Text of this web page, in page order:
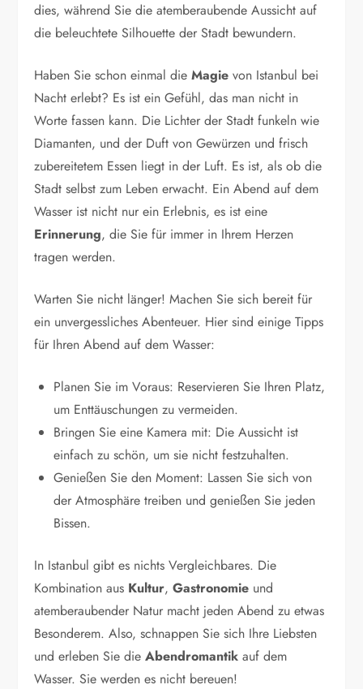
dies, während Sie die atemberaubende Aussicht auf
die beleuchtete Silhouette der Stadt bewundern.
Haben Sie schon einmal dieMagie von Istanbul bei
Nacht erlebt? Es ist ein Gefühl, das man nicht in
Worte fassen kann. Die Lichter der Stadt funkeln wie
Diamanten, und der Duft von Gewürzen und frisch
zubereitetem Essen liegt in der Luft. Es ist, als ob die
Stadt selbst zum Leben erwacht. Ein Abend auf dem
Wasser ist nicht nur ein Erlebnis, es ist eine
Erinnerung, die Sie für immer in Ihrem Herzen
tragen werden.
Warten Sie nicht länger! Machen Sie sich bereit für
ein unvergessliches Abenteuer. Hier sind einige Tipps
für Ihren Abend auf dem Wasser:
Planen Sie im Voraus: Reservieren Sie Ihren Platz,
um Enttäuschungen zu vermeiden.
Bringen Sie eine Kamera mit: Die Aussicht ist
einfach zu schön, um sie nicht festzuhalten.
Genießen Sie den Moment: Lassen Sie sich von
der Atmosphäre treiben und genießen Sie jeden
Bissen.
In Istanbul gibt es nichts Vergleichbares. Die
Kombination aus Kultur,Gastronomie und
atemberaubender Natur macht jeden Abend zu etwas
Besonderem. Also, schnappen Sie sich Ihre Liebsten
und erleben Sie dieAbendromantik auf dem
Wasser. Sie werden es nicht bereuen!